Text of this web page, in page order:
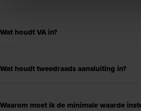
Wat houdt VA in?
Wat houdt tweedraads aansluiting in?
Waarom moet ik de minimale waarde